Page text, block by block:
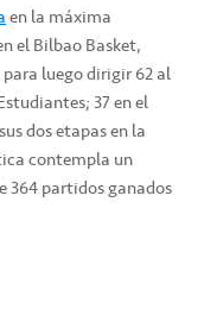
en la máxima
el Bilbao Basket,
luego dirigir 62 al
37 en el
dos etapas en la
contempla un
364 partidos ganados